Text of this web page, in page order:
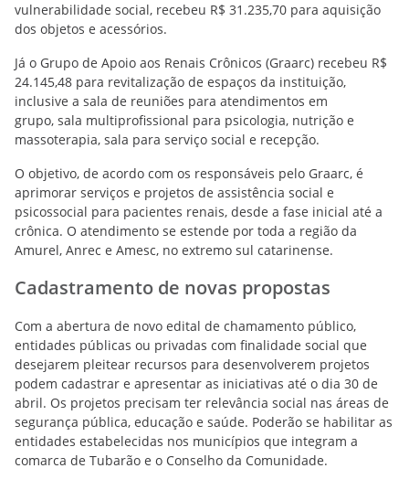
vulnerabilidade social, recebeu R$ 31.235,70 para aquisição
dos objetos e acessórios.
Já o Grupo de Apoio aos Renais Crônicos (Graarc) recebeu R$
24.145,48 para revitalização de espaços da instituição,
inclusive a sala de reuniões para atendimentos em
grupo, sala multiprofissional para psicologia, nutrição e
massoterapia, sala para serviço social e recepção.
O objetivo, de acordo com os responsáveis pelo Graarc, é
aprimorar serviços e projetos de assistência social e
psicossocial para pacientes renais, desde a fase inicial até a
crônica. O atendimento se estende por toda a região da
Amurel, Anrec e Amesc, no extremo sul catarinense.
Cadastramento de novas propostas
Com a abertura de novo edital de chamamento público,
entidades públicas ou privadas com finalidade social que
desejarem pleitear recursos para desenvolverem projetos
podem cadastrar e apresentar as iniciativas até o dia 30 de
abril. Os projetos precisam ter relevância social nas áreas de
segurança pública, educação e saúde. Poderão se habilitar as
entidades estabelecidas nos municípios que integram a
comarca de Tubarão e o Conselho da Comunidade.